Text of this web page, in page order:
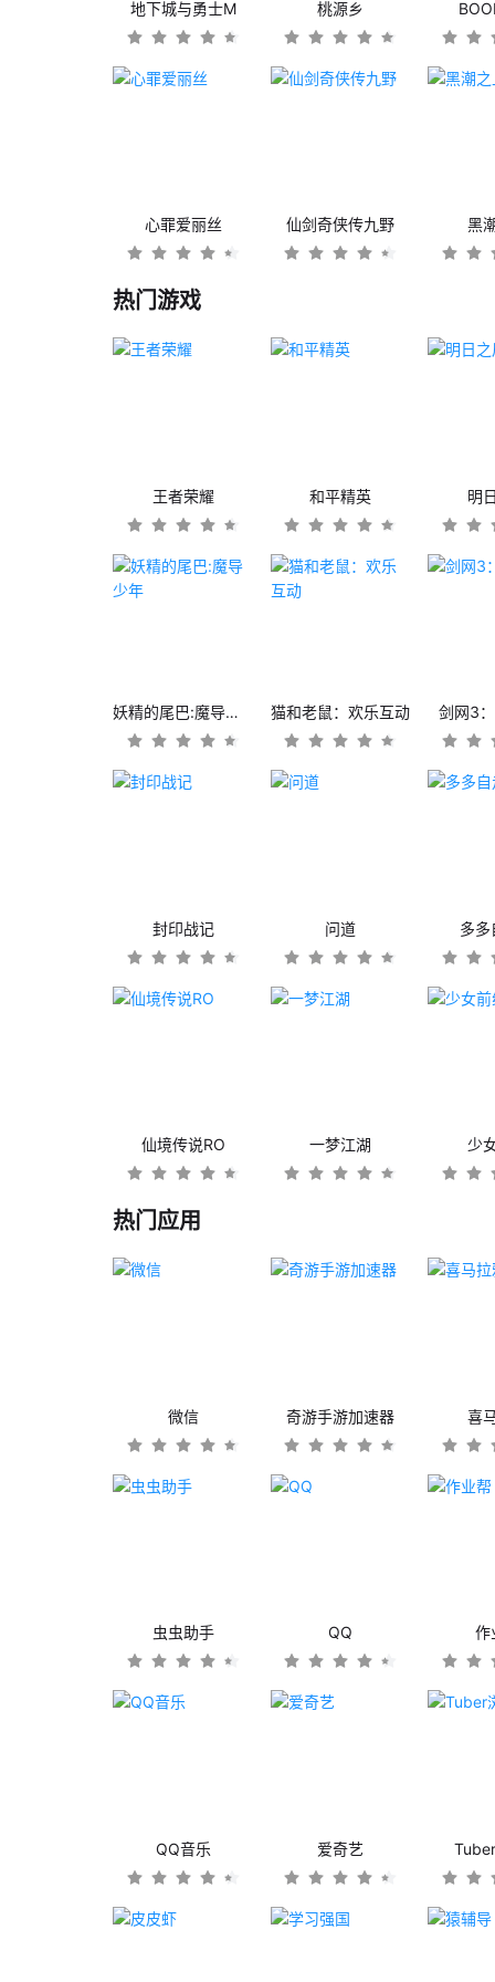
地下城与勇士M 桃源乡
心罪爱丽丝 仙剑奇侠传九野 黑
热门游戏
王者荣耀 和平精英 明
妖精的尾巴:魔导少年 猫和老鼠：欢乐互动 剑网3
封印战记 问道 多多
仙境传说RO 一梦江湖 少
热门应用
微信 奇游手游加速器 喜
虫虫助手 QQ 作
QQ音乐 爱奇艺